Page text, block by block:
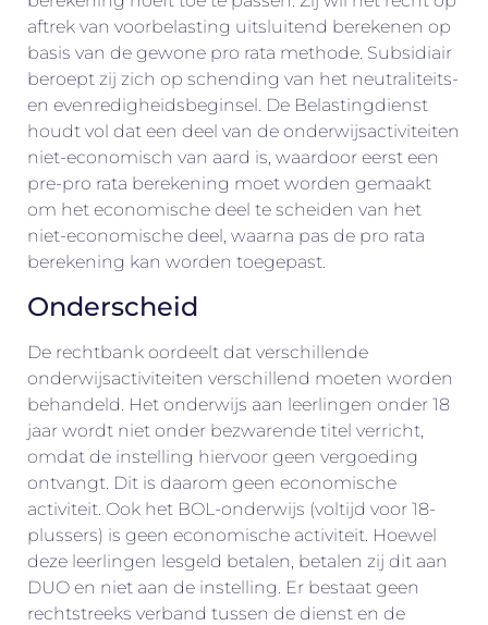
aftrek van voorbelasting uitsluitend berekenen op
basis van de gewone pro rata methode. Subsidiair
beroept zij zich op schending van het neutraliteits-
en evenredigheidsbeginsel. De Belastingdienst
houdt vol dat een deel van de onderwijsactiviteiten
niet-economisch van aard is, waardoor eerst een
pre-pro rata berekening moet worden gemaakt
om het economische deel te scheiden van het
niet-economische deel, waarna pas de pro rata
berekening kan worden toegepast.
Onderscheid
De rechtbank oordeelt dat verschillende
onderwijsactiviteiten verschillend moeten worden
behandeld. Het onderwijs aan leerlingen onder 18
jaar wordt niet onder bezwarende titel verricht,
omdat de instelling hiervoor geen vergoeding
ontvangt. Dit is daarom geen economische
activiteit. Ook het BOL-onderwijs (voltijd voor 18-
plussers) is geen economische activiteit. Hoewel
deze leerlingen lesgeld betalen, betalen zij dit aan
DUO en niet aan de instelling. Er bestaat geen
rechtstreeks verband tussen de dienst en de